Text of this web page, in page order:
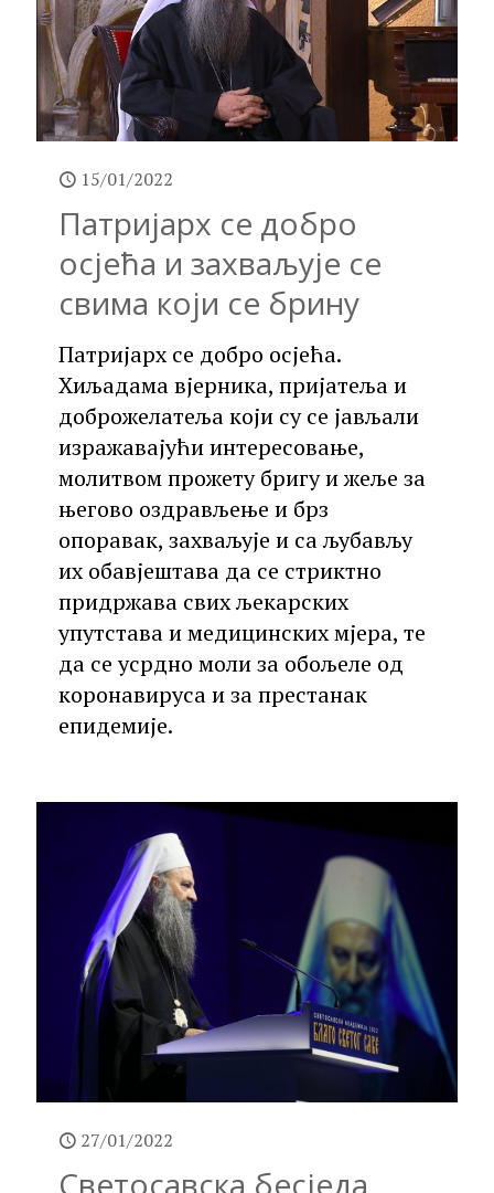
15/01/2022
Патријарх се добро
осјећа и захваљује се
свима који се брину
Патријарх се добро осјећа.
Хиљадама вјерника, пријатеља и
доброжелатеља који су се јављали
изражавајући интересовање,
молитвом прожету бригу и жеље за
његово оздрављење и брз
опоравак, захваљује и са љубављу
их обавјештава да се стриктно
придржава свих љекарских
упутстава и медицинских мјера, те
да се усрдно моли за обољеле од
коронавируса и за престанак
епидемије.
27/01/2022
Светосавска бесједа